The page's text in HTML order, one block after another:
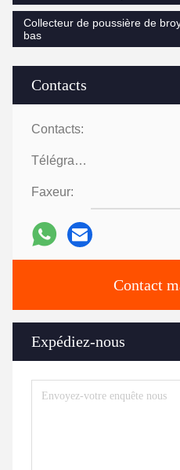
Contacts
Contacts:
Télégramme:
Faxeur:
Contact
Expédiez-nous
Collecteur de poussière de
bas